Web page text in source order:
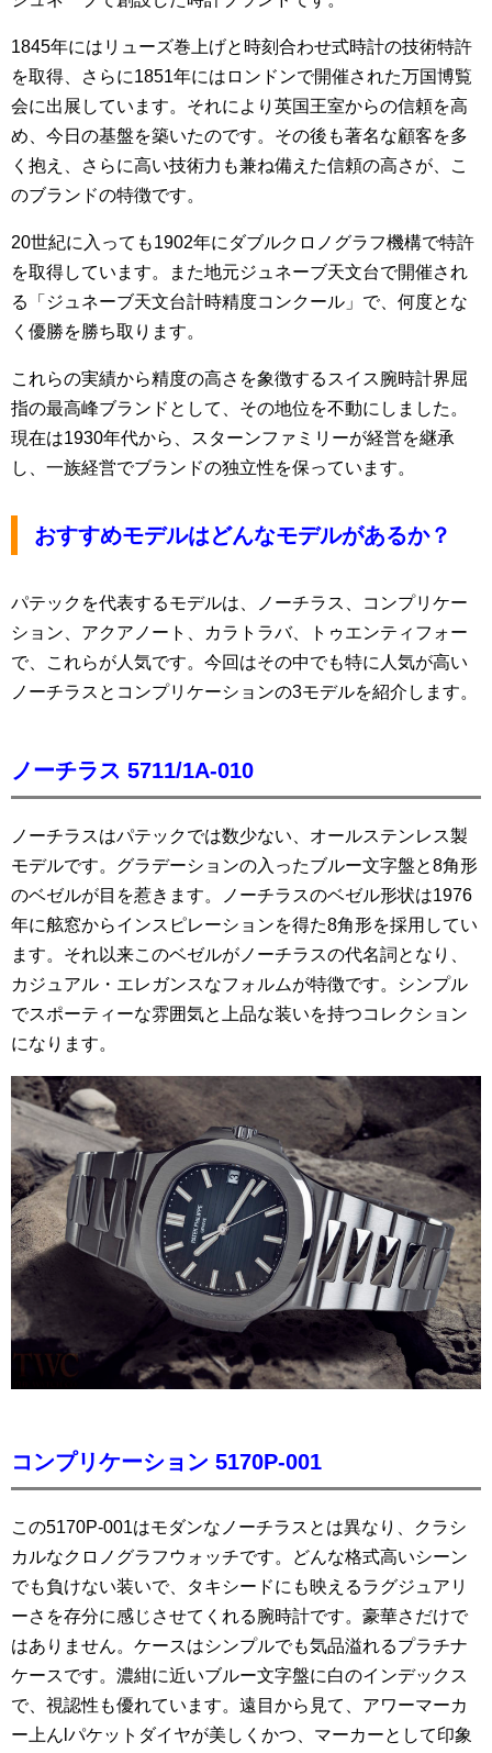
1845年にはリューズ巻上げと時刻合わせ式時計の技術特許
を取得、さらに1851年にはロンドンで開催された万国博覧
会に出展しています。それにより英国王室からの信頼を高
め、今日の基盤を築いたのです。その後も著名な顧客を多
く抱え、さらに高い技術力も兼ね備えた信頼の高さが、こ
のブランドの特徴です。
20世紀に入っても1902年にダブルクロノグラフ機構で特許
を取得しています。また地元ジュネーブ天文台で開催され
る「ジュネーブ天文台計時精度コンクール」で、何度とな
く優勝を勝ち取ります。
これらの実績から精度の高さを象徴するスイス腕時計界屈
指の最高峰ブランドとして、その地位を不動にしました。
現在は1930年代から、スターンファミリーが経営を継承
し、一族経営でブランドの独立性を保っています。
おすすめモデルはどんなモデルがあるか？
パテックを代表するモデルは、ノーチラス、コンプリケー
ション、アクアノート、カラトラバ、トゥエンティフォー
で、これらが人気です。今回はその中でも特に人気が高い
ノーチラスとコンプリケーションの3モデルを紹介します。
ノーチラス 5711/1A-010
ノーチラスはパテックでは数少ない、オールステンレス製
モデルです。グラデーションの入ったブルー文字盤と8角形
のベゼルが目を惹きます。ノーチラスのベゼル形状は1976
年に舷窓からインスピレーションを得た8角形を採用してい
ます。それ以来このベゼルがノーチラスの代名詞となり、
カジュアル・エレガンスなフォルムが特徴です。シンプル
でスポーティーな雰囲気と上品な装いを持つコレクション
になります。
コンプリケーション 5170P-001
この5170P-001はモダンなノーチラスとは異なり、クラシ
カルなクロノグラフウォッチです。どんな格式高いシーン
でも負けない装いで、タキシードにも映えるラグジュアリ
ーさを存分に感じさせてくれる腕時計です。豪華さだけで
はありません。ケースはシンプルでも気品溢れるプラチナ
ケースです。濃紺に近いブルー文字盤に白のインデックス
で、視認性も優れています。遠目から見て、アワーマーカ
ー上んlパケットダイヤが美しくかつ、マーカーとして印象